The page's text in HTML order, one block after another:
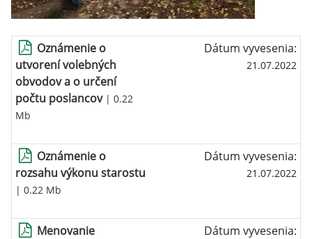
Oznámenie o
utvorení volebných
obvodov a o určení
počtu poslancov| 0.22
Mb
Dátum vyvesenia:
21.07.2022
Oznámenie o
rozsahu výkonu starostu
| 0.22 Mb
Dátum vyvesenia:
21.07.2022
Menovanie
Dátum vyvesenia: